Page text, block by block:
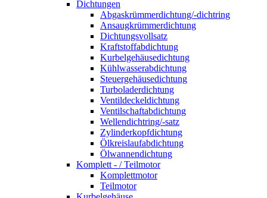
Dichtungen
Abgaskrümmerdichtung/-dichtring
Ansaugkrümmerdichtung
Dichtungsvollsatz
Kraftstoffabdichtung
Kurbelgehäusedichtung
Kühlwasserabdichtung
Steuergehäusedichtung
Turboladerdichtung
Ventildeckeldichtung
Ventilschaftabdichtung
Wellendichtring/-satz
Zylinderkopfdichtung
Ölkreislaufabdichtung
Ölwannendichtung
Komplett - / Teilmotor
Komplettmotor
Teilmotor